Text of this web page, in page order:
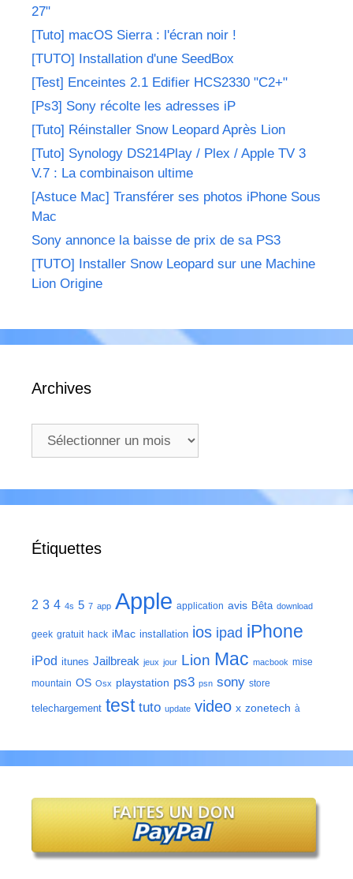
27"
[Tuto] macOS Sierra : l'écran noir !
[TUTO] Installation d'une SeedBox
[Test] Enceintes 2.1 Edifier HCS2330 "C2+"
[Ps3] Sony récolte les adresses iP
[Tuto] Réinstaller Snow Leopard Après Lion
[Tuto] Synology DS214Play / Plex / Apple TV 3
V.7 : La combinaison ultime
[Astuce Mac] Transférer ses photos iPhone Sous
Mac
Sony annonce la baisse de prix de sa PS3
[TUTO] Installer Snow Leopard sur une Machine
Lion Origine
Archives
Archives
Étiquettes
2 3 4 4s 5 7 app Apple application avis Bêta download
geek gratuit hack iMac installation ios ipad iPhone
iPod itunes Jailbreak jeux jour Lion Mac macbook mise
mountain OS Osx playstation ps3 psn sony store
telechargement test tuto update video x zonetech à